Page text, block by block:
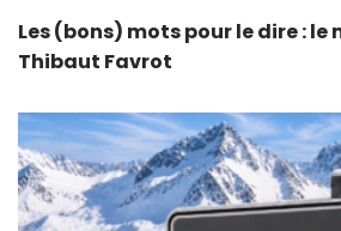
Les (bons) mots pour le dire :
Thibaut Favrot